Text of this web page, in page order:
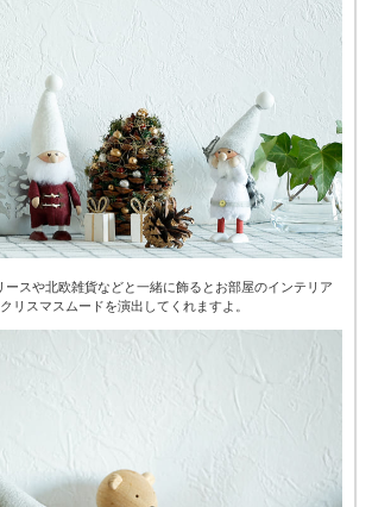
ースや北欧雑貨などと一緒に飾るとお部屋のインテリア
リスマスムードを演出してくれますよ。